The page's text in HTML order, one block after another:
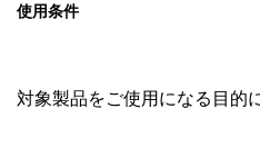
使用条件
対象製品をご使用になる目的